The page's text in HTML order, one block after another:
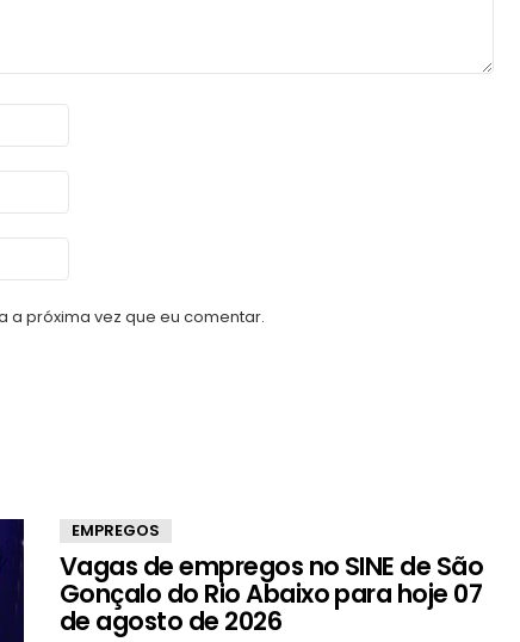
a próxima vez que eu comentar.
EMPREGOS
Vagas de empregos no SINE de São
Gonçalo do Rio Abaixo para hoje 07
de agosto de 2026